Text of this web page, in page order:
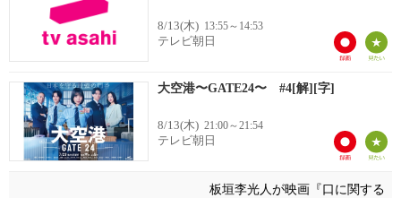
8/13(木) 13:55～14:53
テレビ朝日
大空港〜GATE24〜 #4[解][字]
8/13(木) 21:00～21:54
テレビ朝日
板垣李光人が映画『口に関する